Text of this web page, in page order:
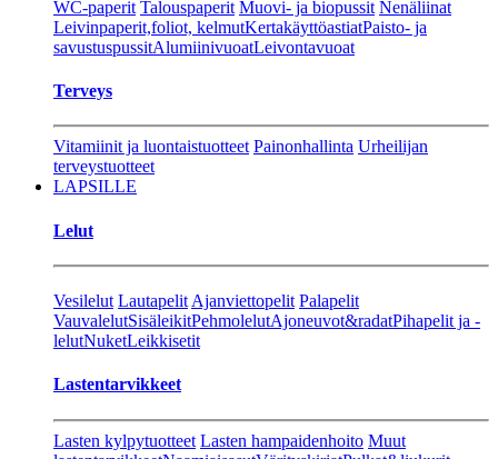
WC-paperit Talouspaperit Muovi- ja biopussit Nenäliinat
Leivinpaperit,foliot, kelmutKertakäyttöastiatPaisto- ja
savustuspussitAlumiinivuoatLeivontavuoat
Terveys
Vitamiinit ja luontaistuotteet Painonhallinta Urheilijan
terveystuotteet
LAPSILLE
Lelut
Vesilelut Lautapelit Ajanviettopelit Palapelit
VauvalelutSisäleikitPehmolelutAjoneuvot&radatPihapelit ja -
lelutNuketLeikkisetit
Lastentarvikkeet
Lasten kylpytuotteet Lasten hampaidenhoito Muut